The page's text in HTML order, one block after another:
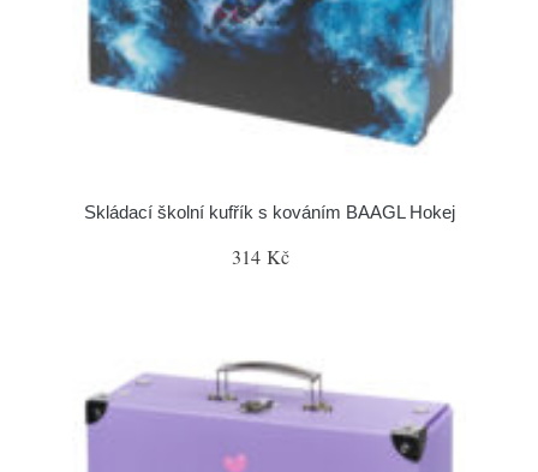
Skládací školní kufřík s kováním BAAGL Hokej
314 Kč